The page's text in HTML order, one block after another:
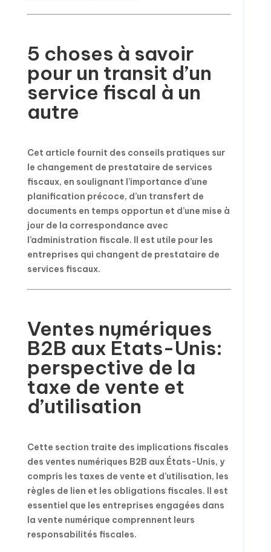
5 choses à savoir
pour un transit d’un
service fiscal à un
autre
Cet article fournit des conseils pratiques sur
le changement de prestataire de services
fiscaux, en soulignant l’importance d’une
planification précoce, d’un transfert de
documents en temps opportun et d’une mise à
jour de la correspondance avec
l’administration fiscale. Il est utile pour les
entreprises qui changent de prestataire de
services fiscaux.
Ventes numériques
B2B aux États-Unis:
perspective de la
taxe de vente et
d’utilisation
Cette section traite des implications fiscales
des ventes numériques B2B aux États-Unis, y
compris les taxes de vente et d’utilisation, les
règles de lien et les obligations fiscales. Il est
essentiel que les entreprises engagées dans
la vente numérique comprennent leurs
responsabilités fiscales.